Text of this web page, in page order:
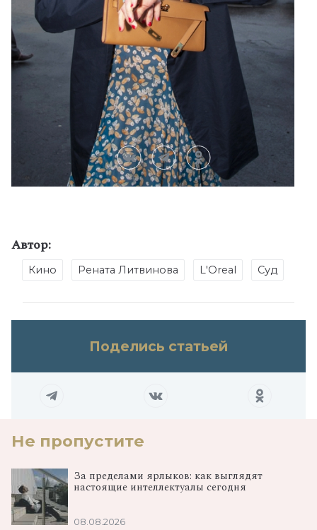
Автор:
Кино Рената Литвинова L'Oreal Суд
Поделись статьей
Не пропустите
За пределами ярлыков: как выглядят
настоящие интеллектуалы сегодня
08.08.2026